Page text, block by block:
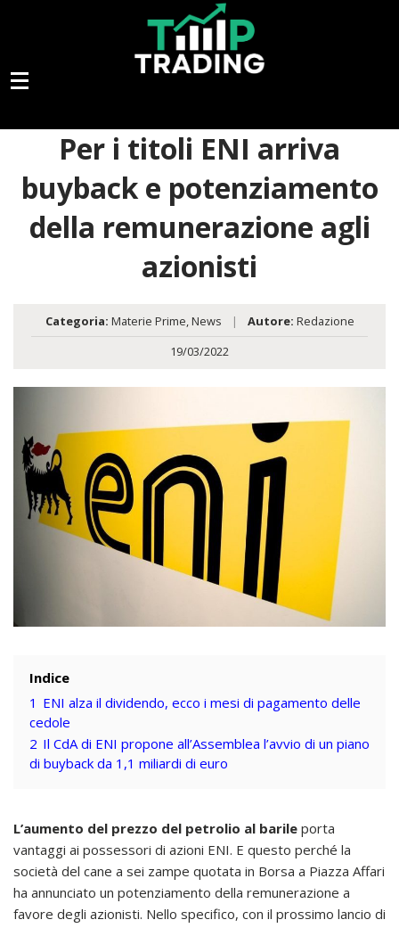
Per i titoli ENI arriva
buyback e potenziamento
della remunerazione agli
azionisti
Categoria: Materie Prime,News | Autore: Redazione
19/03/2022
Indice
1 ENI alza il dividendo, ecco i mesi di pagamento delle
cedole
2 Il CdA di ENI propone all’Assemblea l’avvio di un piano
di buyback da 1,1 miliardi di euro
L’aumento del prezzo del petrolio al barile porta
vantaggi ai possessori di azioni ENI. E questo perché la
società del cane a sei zampe quotata in Borsa a Piazza Affari
ha annunciato un potenziamento della remunerazione a
favore degli azionisti. Nello specifico, con il prossimo lancio di